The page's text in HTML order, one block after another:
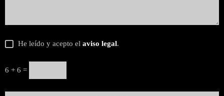
He leído y acepto el aviso legal.
6 + 6 =